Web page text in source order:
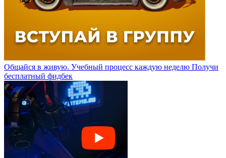
Общайся в живую. Учебный процесс каждую неделю Получи
бесплатный фидбек